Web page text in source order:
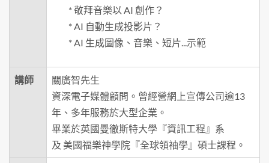
* 敬拜音樂以 AI 創作？
* AI 自動生成投影片？
* AI 生成圖像、音樂、短片...示範
講師
關廣智先生
資深電子媒體顧問。曾經營網上宣傳公司逾13
年、多年服務於大型企業。
畢業於英國曼徹斯特大學『資訊工程』系
及 美國福樂神學院『全球領袖學』碩士課程。